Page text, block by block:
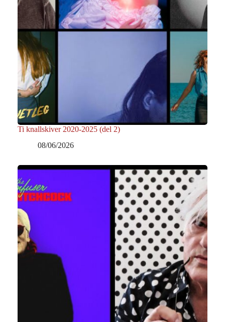
Ti knallskiver 2020-2025 (del 2)
08/06/2026